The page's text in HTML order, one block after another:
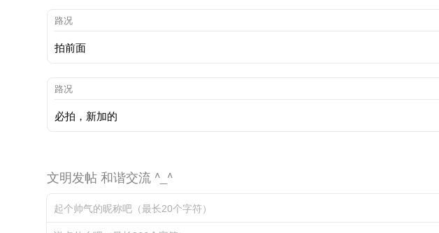
路况
拍前面
路况
必拍，新加的
文明发帖 和谐交流 ^_^